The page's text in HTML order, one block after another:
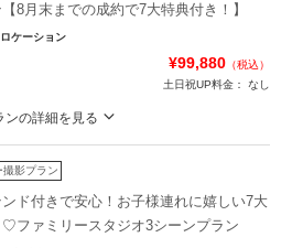
8月末までの成約で7大特典付き！】
ロケーション
¥99,880 （税込）
土日祝UP料金：
なし
ンの詳細を見る
必見♡追加料金なくお子様との撮影可能！
もセットで手軽に撮影♩
ド(未就学児1名・撮影時間中)/グリーンで
クセサリー・ブーケレンタル無料！
撮影プラン
ド付きで安心！お子様連れに嬉しい7大
ファミリースタジオ3シーンプラン